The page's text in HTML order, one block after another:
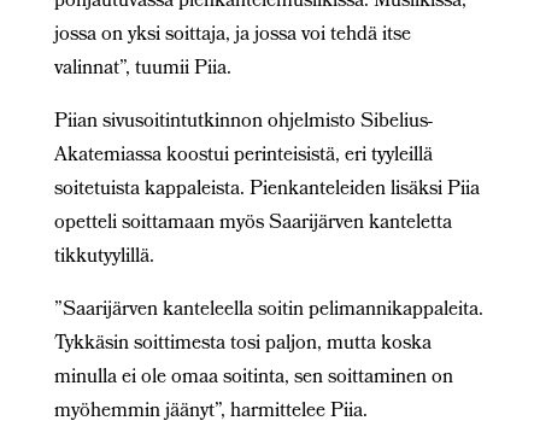
jossa on yksi soittaja, ja jossa voi tehdä itse
valinnat”, tuumii Piia.
Piian sivusoitintutkinnon ohjelmisto Sibelius-
Akatemiassa koostui perinteisistä, eri tyyleillä
soitetuista kappaleista. Pienkanteleiden lisäksi Piia
opetteli soittamaan myös Saarijärven kanteletta
tikkutyylillä.
”Saarijärven kanteleella soitin pelimannikappaleita.
Tykkäsin soittimesta tosi paljon, mutta koska
minulla ei ole omaa soitinta, sen soittaminen on
myöhemmin jäänyt”, harmittelee Piia.